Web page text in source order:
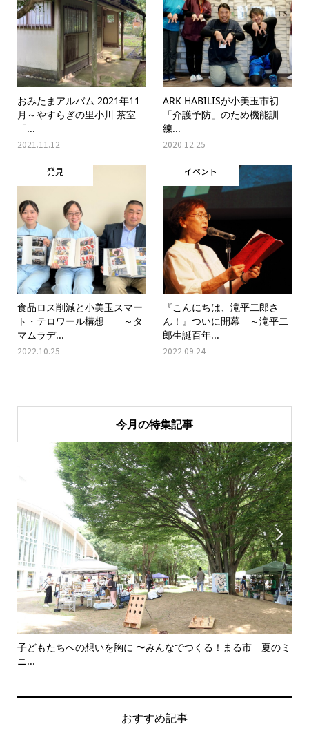
おみたまアルバム 2021年11
月～やすらぎの里小川 茶室
「...
2021.11.12
ARK HABILISが小美玉市初
「介護予防」のため機能訓
練...
2020.12.25
発見
食品ロス削減と小美玉スマー
ト・テロワール構想 ～タ
マムラデ...
2022.10.25
イベント
『こんにちは、滝平二郎さ
ん！』ついに開幕 ～滝平二
郎生誕百年...
2022.09.24
今月の特集記事

子どもたちへの想いを胸に 〜みんなでつくる！まる市 夏のミ
ニ...

おすすめ記事